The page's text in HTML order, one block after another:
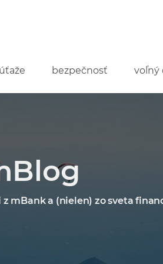
bezpečnosť voľný
mBank a (nielen) zo sveta